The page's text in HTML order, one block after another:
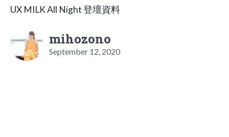
UX MILK All Night 登壇資料
mihozono
September 12, 2020